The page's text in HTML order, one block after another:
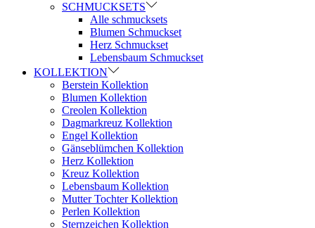
SCHMUCKSETS
Alle schmucksets
Blumen Schmuckset
Herz Schmuckset
Lebensbaum Schmuckset
KOLLEKTION
Berstein Kollektion
Blumen Kollektion
Creolen Kollektion
Dagmarkreuz Kollektion
Engel Kollektion
Gänseblümchen Kollektion
Herz Kollektion
Kreuz Kollektion
Lebensbaum Kollektion
Mutter Tochter Kollektion
Perlen Kollektion
Sternzeichen Kollektion